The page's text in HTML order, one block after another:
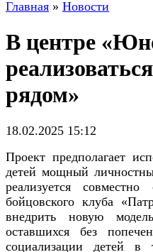
Главная » Новости
В центре
рядом»
18.02.2025 15:12
Проект предполагает
детей мощный
реализуется
бойцовского клуба
внедрить новую
оставшихся без
социализации детей в